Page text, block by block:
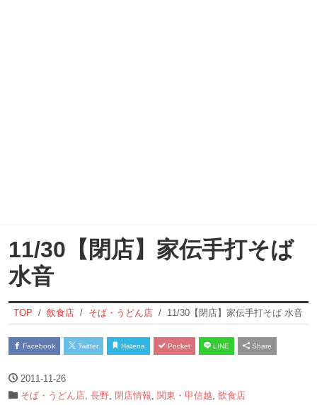
11/30【閉店】家伝手打そば
水音
TOP 飲食店 そば・うどん店 11/30【閉店】家伝手打そば 水音
Facebook Twitter Hatena Pocket LINE Share
2011-11-26
そば・うどん店 長野 閉店情報 関東・甲信越 飲食店